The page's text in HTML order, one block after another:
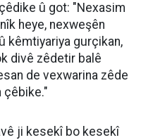
û got: "Nexasim
heye, nexweşên
kêmtiyariya gurçikan,
divê zêdetir balê
de vexwarina zêde
çêbike."
ji kesekî bo kesekî